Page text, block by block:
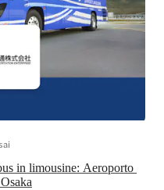
in limousine: Aeroporto